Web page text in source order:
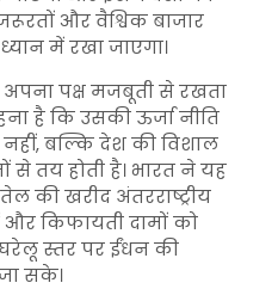
और वैश्विक बाजार
में रखा जाएगा।
अपना पक्ष मजबूती से रखता
है कि उसकी ऊर्जा नीति
बल्कि देश की विशाल
से तय होती है। भारत ने यह
की खरीद अंतरराष्ट्रीय
और किफायती दामों को
स्तर पर ईंधन की
सके।